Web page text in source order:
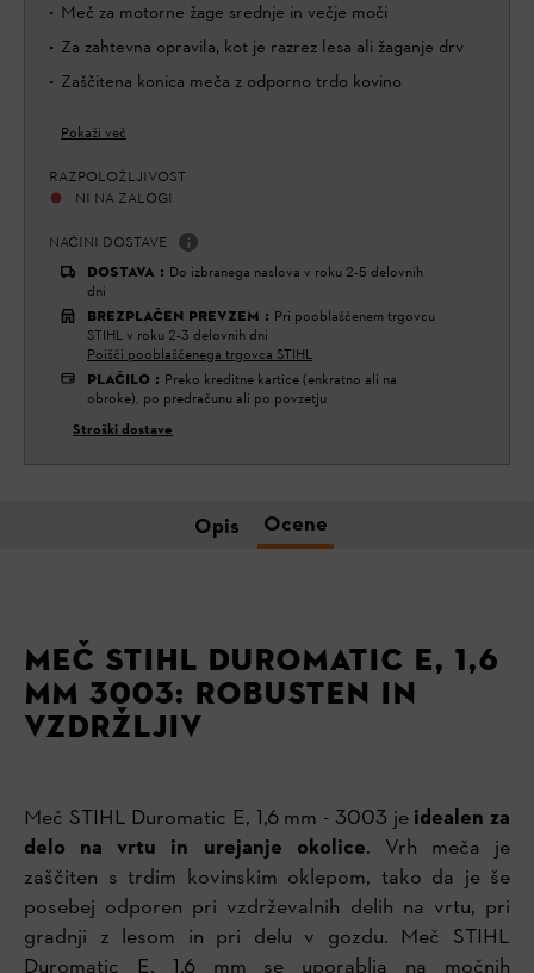
Meč za motorne žage srednje in večje moči
Za zahtevna opravila, kot je razrez lesa ali žaganje drv
Zaščitena konica meča z odporno trdo kovino
Pokaži več
RAZPOLOŽLJIVOST
NI NA ZALOGI
NAČINI DOSTAVE
DOSTAVA : Do izbranega naslova v roku 2-5 delovnih
dni
BREZPLAČEN PREVZEM : Pri pooblaščenem trgovcu
STIHL v roku 2-3 delovnih dni
Poišči pooblaščenega trgovca STIHL
PLAČILO : Preko kreditne kartice (enkratno ali na
obroke), po predračunu ali po povzetju
Stroški dostave
Opis Ocene
MEČ STIHL DUROMATIC E, 1,6
MM 3003: ROBUSTEN IN
VZDRŽLJIV
Meč STIHL Duromatic E, 1,6 mm - 3003 je idealen za
delo na vrtu in urejanje okolice. Vrh meča je
zaščiten s trdim kovinskim oklepom, tako da je še
posebej odporen pri vzdrževalnih delih na vrtu, pri
gradnji z lesom in pri delu v gozdu. Meč STIHL